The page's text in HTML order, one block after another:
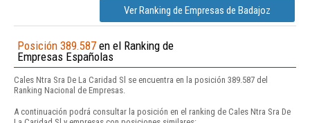
Ver Ranking de Empresas de Badajoz
Posición 389.587 en el Ranking de
Empresas Españolas
Cales Ntra Sra De La Caridad Sl se encuentra en la posición 389.587 del
Ranking Nacional de Empresas.
A continuación podrá consultar la posición en el ranking de Cales Ntra Sra De